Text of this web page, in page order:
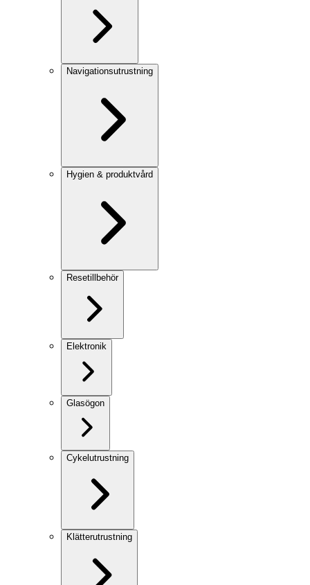
Navigationsutrustning
Hygien & produktvård
Resetillbehör
Elektronik
Glasögon
Cykelutrustning
Klätterutrustning